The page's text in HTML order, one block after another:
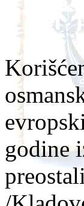
godine